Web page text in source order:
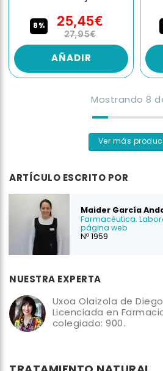
8% 25,45€
27,95€
AÑADIR
Mostrando8
Ver más
ARTÍCULO ESCRITO POR
Maider García
Farmacéutica.
página web
Nº 1959
NUESTRA EXPERTA
Uxoa Olaizola de Diego
Licenciada en
colegiado: 900.